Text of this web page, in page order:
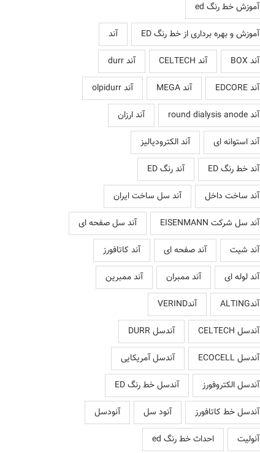
آموزش خط رنگ ed
آموزش و بهره برداری از خط رنگ ED
آند
آند BOX
آند CELTECH
آند durr
آند EDCORE
آند MEGA
آند olpidurr
آند round dialysis anode
آند ارزان
آند استوانه ای
آند الکترودیالیز
آند خط رنگ ED
آند رنگ ED
آند ساخت داخل
آند سل ساخت ایران
آند سل شرکت EISENMANN
آند سل صفحه ای
آند شیت
آند صفحه ای
آند کاتافورز
آند لوله ای
آند ممبران
آند ممبرین
آندALTING
آندVERIND
آندسل CELTECH
آندسل DURR
آندسل ECOCELL
آندسل آمریکایی
آندسل الکتروفورز
آندسل خط رنگ ED
آندسل خط کاتافورز
آنود سل
آنودسل
آنولیت
احداث خط رنگ ed